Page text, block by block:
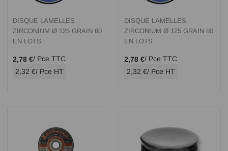
DISQUE LAMELLES
ZIRCONIUM Ø 125 GRAIN 60
EN LOTS
2,78 €/ Pce TTC
2,32 €/ Pce HT
DISQUE LAMELLES
ZIRCONIUM Ø 125 GRAIN 80
EN LOTS
2,78 €/ Pce TTC
2,32 €/ Pce HT